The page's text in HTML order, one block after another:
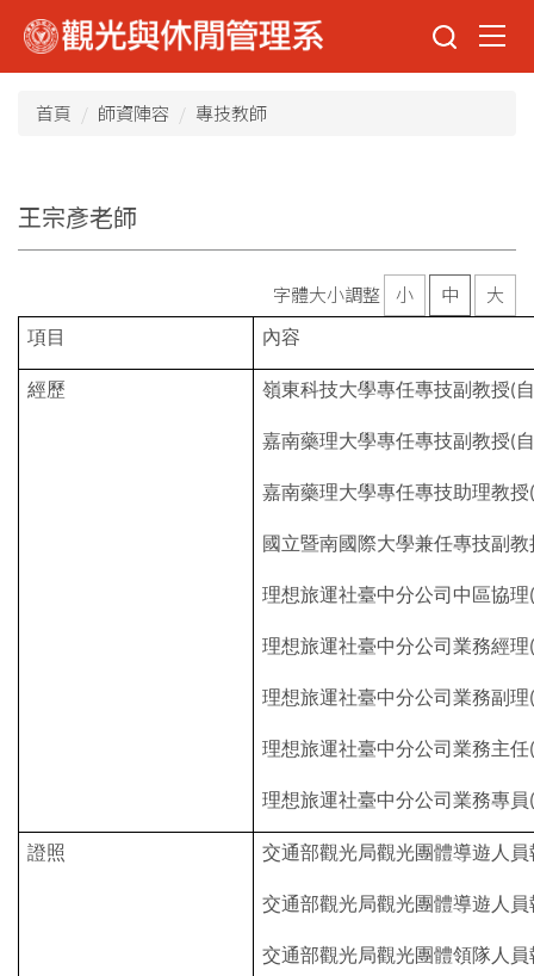
到
主
首頁 師資陣容 專技教師
王宗彥老師
字體大小調整 小 中 大
項目 內容
經歷 嶺東科技大學專任專技副教授(自
嘉南藥理大學專任專技副教授(自
嘉南藥理大學專任專技助理教授(
國立暨南國際大學兼任專技副教
理想旅運社臺中分公司中區協理(
理想旅運社臺中分公司業務經理(
理想旅運社臺中分公司業務副理(
理想旅運社臺中分公司業務主任(
理想旅運社臺中分公司業務專員(
證照 交通部觀光局觀光團體導遊人員
交通部觀光局觀光團體導遊人員
交通部觀光局觀光團體領隊人員